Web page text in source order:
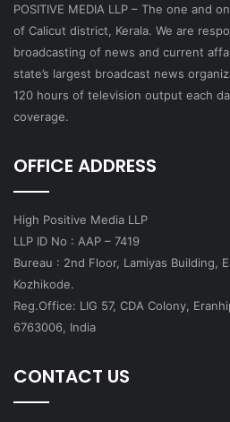
POSITIVE MEDIA LLP – The one and
of Calicut district, Kerala. We are
broadcasting of news and current
state’s largest broadcast news
120 hours of television output each
coverage.
OFFICE ADDRESS
High Positive Media LLP
LLP ID No : AAP – 7419
Bureau : 2nd Floor, Lamiyas Building,
Kozhikode.
Reg.Office: LIG 57, CDA Colony,
6763006, India
CONTACT US